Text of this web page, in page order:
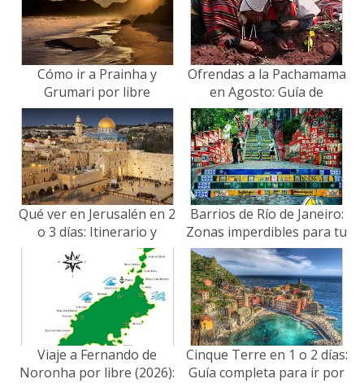
Cómo ir a Prainha y
Grumari por libre
(Actualizado 2026)
Ofrendas a la Pachamama
en Agosto: Guía de
Rituales y Destinos
Qué ver en Jerusalén en 2
o 3 días: Itinerario y
Consejos de Viaje
Barrios de Río de Janeiro:
Zonas imperdibles para tu
viaje (con tips 2026)
Viaje a Fernando de
Noronha por libre (2026):
Cinque Terre en 1 o 2 días:
Guía completa para ir por